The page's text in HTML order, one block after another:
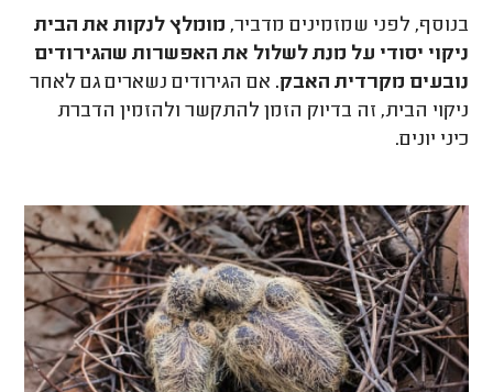
בנוסף, לפני שמזמינים מדביר, מומלץ לנקות את הבית
ניקוי יסודי על מנת לשלול את האפשרות שהגירודים
נובעים מקרדית האבק. אם הגירודים נשארים גם לאחר
ניקוי הבית, זה בדיוק הזמן להתקשר ולהזמין הדברת
כיני יונים.